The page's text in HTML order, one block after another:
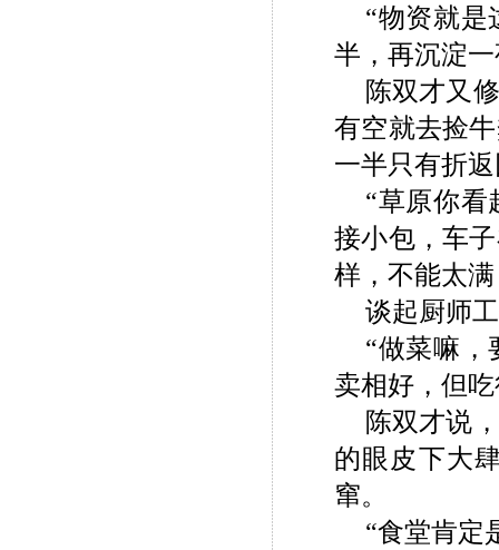
“物资就是
半，再沉淀
陈双才又
有空就去捡
一半只有折
“草原你看
接小包，车
样，不能太
谈起厨师
“做菜嘛，
卖相好，但
陈双才说
的眼皮下大
窜。
“食堂肯定